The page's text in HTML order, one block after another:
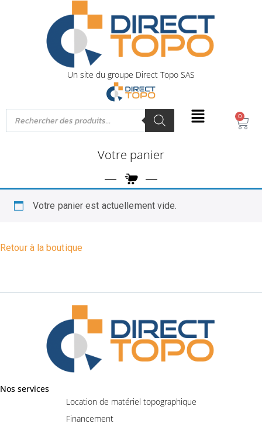
Un site du groupe Direct Topo SAS
0
Votre panier
Votre panier est actuellement vide.
Retour à la boutique
Nos services
Location de matériel topographique
Financement